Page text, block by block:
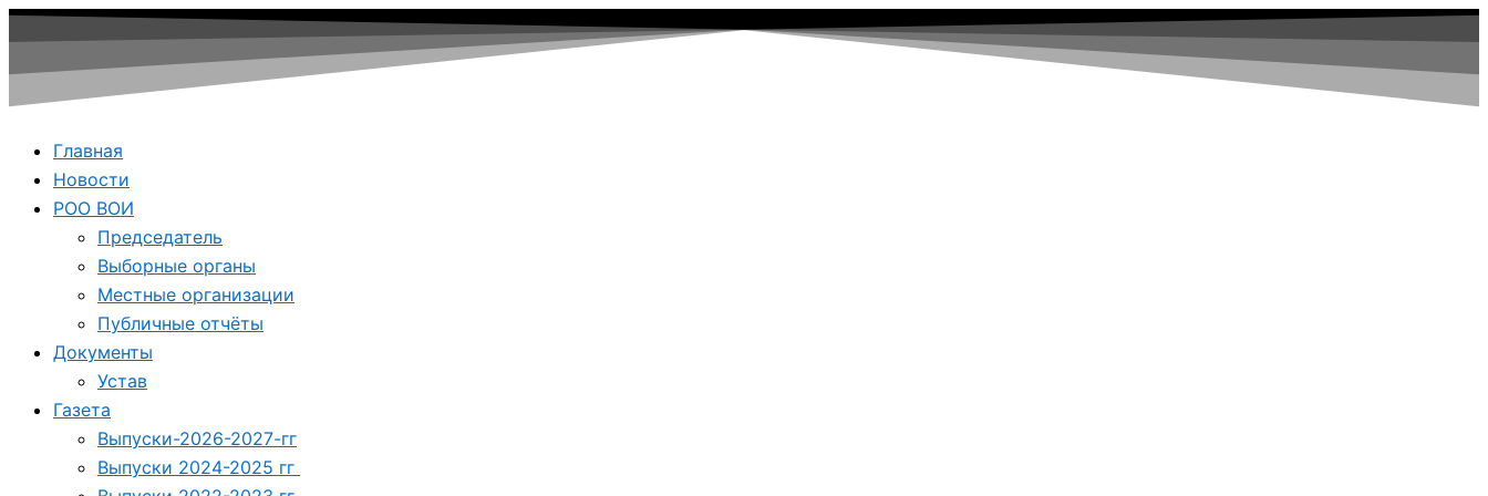
Главная
Новости
РОО ВОИ
Председатель
Выборные органы
Местные организации
Публичные отчёты
Документы
Устав
Газета
Выпуски-2026-2027-гг
Выпуски 2024-2025 гг